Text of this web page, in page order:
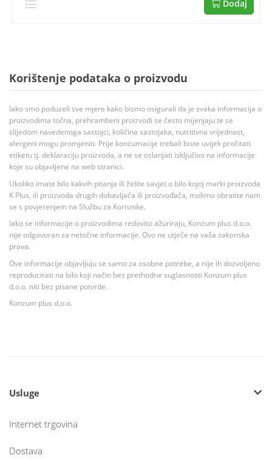
Dodaj
Korištenje podataka o proizvodu
Iako smo poduzeli sve mjere kako bismo osigurali da je svaka informacija o
proizvodima točna, prehrambeni proizvodi se često mijenjaju te se
slijedom navedenoga sastojci, količina sastojaka, nutritivna vrijednost,
alergeni mogu promjeniti. Prije konzumacije trebali biste uvijek pročitati
etiketu tj. deklaraciju proizvoda, a ne se oslanjati isključivo na informacije
koje su objavljene na web stranici.
Ukoliko imate bilo kakvih pitanja ili želite savjet o bilo kojoj marki proizvoda
K Plus, ili proizvoda drugih dobavljača ili proizvođača, molimo obratite nam
se s povjerenjem na Službu za Korisnike.
Iako se informacije o proizvodima redovito ažuriraju, Konzum plus d.o.o.
nije odgovoran za netočne informacije. Ovo ne utječe na vaša zakonska
prava.
Ove informacije objavljuju se samo za osobne potrebe, a nije ih dozvoljeno
reproducirati na bilo koji način bez prethodne suglasnosti Konzum plus
d.o.o. niti bez pisane potvrde.
Konzum plus d.o.o.
Usluge
Internet trgovina
Dostava